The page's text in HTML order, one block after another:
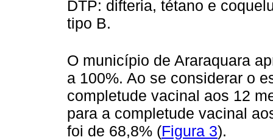
DTP: difteria, tétano e
tipo B.
O município de Araraquara
a 100%. Ao se considerar o
completude vacinal aos 12
para a completude vacinal
foi de 68,8% (Figura 3).